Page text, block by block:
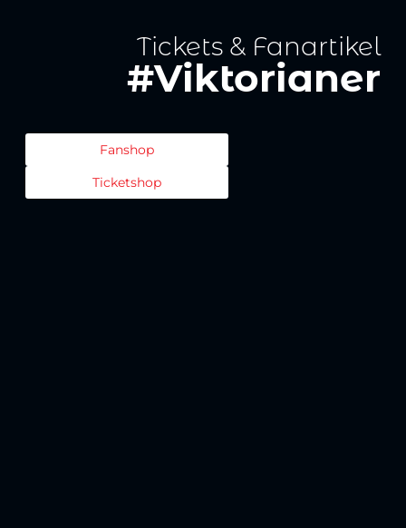
Tickets & Fanartikel
#Viktorianer
Fanshop
Ticketshop